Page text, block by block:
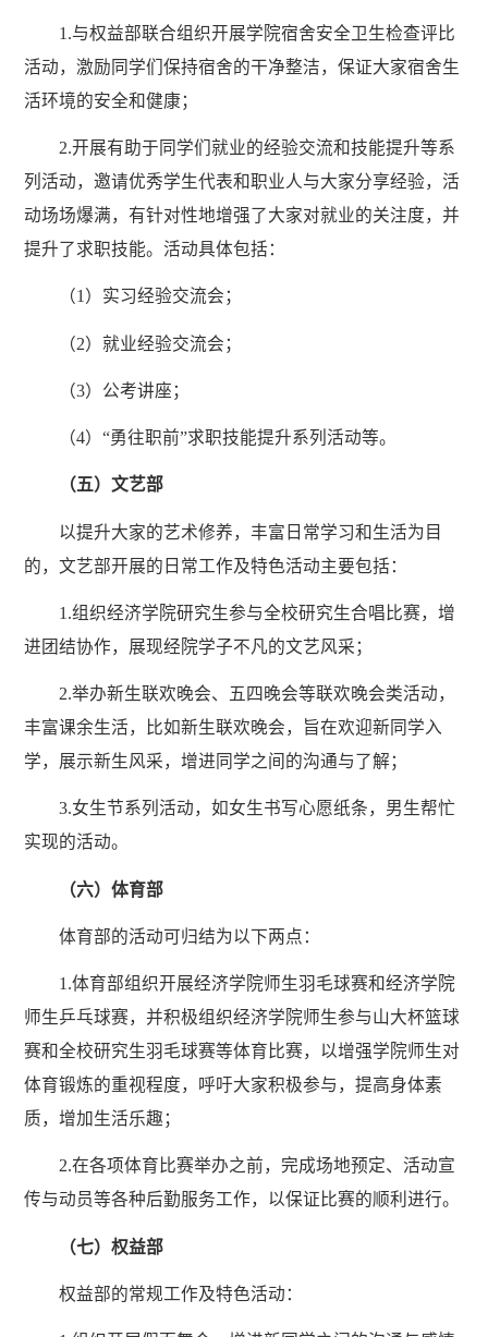
1.与权益部联合组织开展学院宿舍安全卫生检查评比
活动，激励同学们保持宿舍的干净整洁，保证大家宿舍生
活环境的安全和健康；
2.开展有助于同学们就业的经验交流和技能提升等系
列活动，邀请优秀学生代表和职业人与大家分享经验，活
动场场爆满，有针对性地增强了大家对就业的关注度，并
提升了求职技能。活动具体包括：
（1）实习经验交流会；
（2）就业经验交流会；
（3）公考讲座；
（4）“勇往职前”求职技能提升系列活动等。
（五）文艺部
以提升大家的艺术修养，丰富日常学习和生活为目
的，文艺部开展的日常工作及特色活动主要包括：
1.组织经济学院研究生参与全校研究生合唱比赛，增
进团结协作，展现经院学子不凡的文艺风采；
2.举办新生联欢晚会、五四晚会等联欢晚会类活动，
丰富课余生活，比如新生联欢晚会，旨在欢迎新同学入
学，展示新生风采，增进同学之间的沟通与了解；
3.女生节系列活动，如女生书写心愿纸条，男生帮忙
实现的活动。
（六）体育部
体育部的活动可归结为以下两点：
1.体育部组织开展经济学院师生羽毛球赛和经济学院
师生乒乓球赛，并积极组织经济学院师生参与山大杯篮球
赛和全校研究生羽毛球赛等体育比赛，以增强学院师生对
体育锻炼的重视程度，呼吁大家积极参与，提高身体素
质，增加生活乐趣；
2.在各项体育比赛举办之前，完成场地预定、活动宣
传与动员等各种后勤服务工作，以保证比赛的顺利进行。
（七）权益部
权益部的常规工作及特色活动：